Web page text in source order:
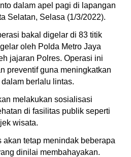
dalam apel pagi di lapangan
Selatan, Selasa (1/3/2022).
bakal digelar di 83 titik
oleh Polda Metro Jaya
jajaran Polres. Operasi ini
preventif guna meningkatkan
berlalu lintas.
melakukan sosialisasi
di fasilitas publik seperti
wisata.
akan tetap menindak beberapa
dinilai membahayakan.